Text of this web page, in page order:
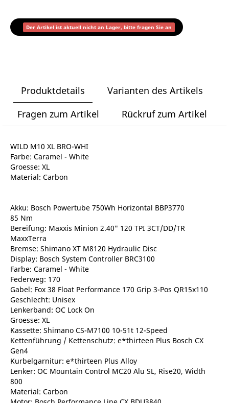
Der Artikel ist aktuell nicht an Lager, bitte fragen Sie an
Produktdetails
Varianten des Artikels
Fragen zum Artikel
Rückruf zum Artikel
WILD M10 XL BRO-WHI
Farbe: Caramel - White
Groesse: XL
Material: Carbon
Akku: Bosch Powertube 750Wh Horizontal BBP3770
85 Nm
Bereifung: Maxxis Minion 2.40" 120 TPI 3CT/DD/TR
MaxxTerra
Bremse: Shimano XT M8120 Hydraulic Disc
Display: Bosch System Controller BRC3100
Farbe: Caramel - White
Federweg: 170
Gabel: Fox 38 Float Performance 170 Grip 3-Pos QR15x110
Geschlecht: Unisex
Lenkerband: OC Lock On
Groesse: XL
Kassette: Shimano CS-M7100 10-51t 12-Speed
Kettenführung / Kettenschutz: e*thirteen Plus Bosch CX
Gen4
Kurbelgarnitur: e*thirteen Plus Alloy
Lenker: OC Mountain Control MC20 Alu SL, Rise20, Width
800
Material: Carbon